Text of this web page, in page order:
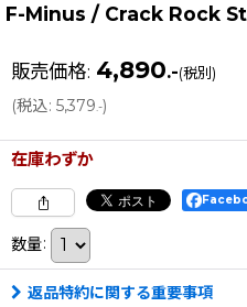
F-Minus / Crack Rock
販売価格: 4,890.-(税別)
(税込: 5,379.-)
在庫わずか
数量:
返品特約に関する重要事項